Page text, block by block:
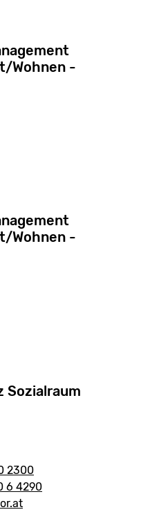
Wohnen -
Wohnen -
Sozialraum
2300
6 4290